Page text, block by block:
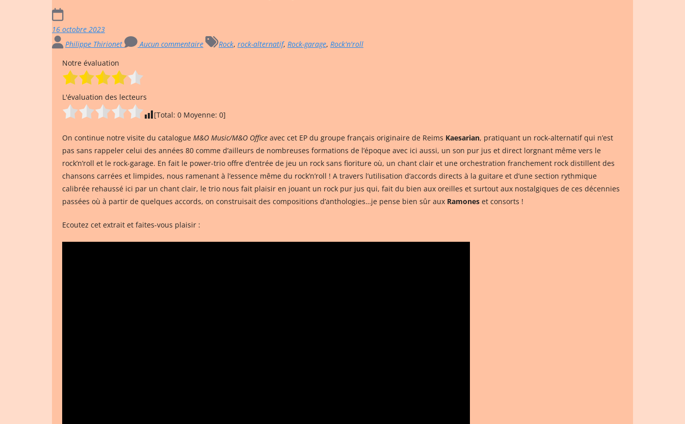
16 octobre 2023
Philippe Thirionet
Aucun commentaire Rock, rock-alternatif, Rock-garage, Rock'n'roll
Notre évaluation
L'évaluation des lecteurs
[Total: 0 Moyenne: 0]
On continue notre visite du catalogue M&O Music/M&O Office avec cet EP du groupe français originaire de Reims Kaesarian, pratiquant un rock-alternatif qui n’est
pas sans rappeler celui des années 80 comme d’ailleurs de nombreuses formations de l’époque avec ici aussi, un son pur jus et direct lorgnant même vers le
rock’n’roll et le rock-garage. En fait le power-trio offre d’entrée de jeu un rock sans fioriture où, un chant clair et une orchestration franchement rock distillent des
chansons carrées et limpides, nous ramenant à l’essence même du rock’n’roll ! A travers l’utilisation d’accords directs à la guitare et d’une section rythmique
calibrée rehaussé ici par un chant clair, le trio nous fait plaisir en jouant un rock pur jus qui, fait du bien aux oreilles et surtout aux nostalgiques de ces décennies
passées où à partir de quelques accords, on construisait des compositions d’anthologies…je pense bien sûr aux Ramones et consorts !
Ecoutez cet extrait et faites-vous plaisir :